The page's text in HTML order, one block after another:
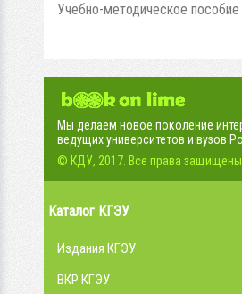
Учебно-методическое пособие
Мы делаем новое поколение
ведущих университетов и вузов
© КДУ, 2017. Все права защищены.
Каталог КГЭУ
Издания КГЭУ
ВКР КГЭУ